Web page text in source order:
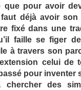
que pour avoir
déjà avoir son
fixé dans une
faille se figer
à travers son
celui de
pour inventer
chercher des